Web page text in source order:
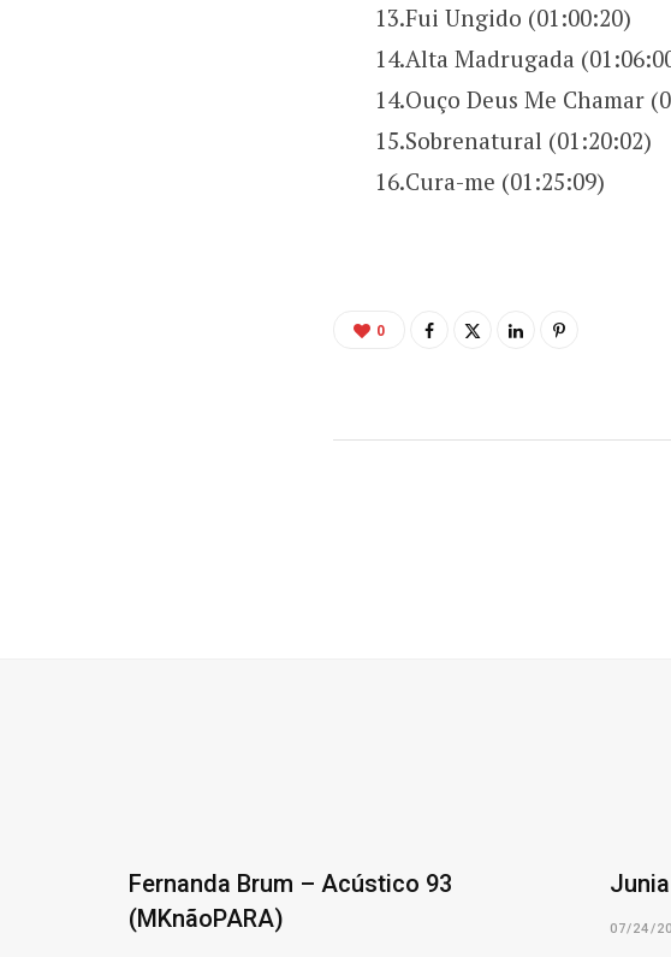
13.Fui Ungido (01:00:20)
14.Alta Madrugada
14.Ouço Deus Me Chamar
15.Sobrenatural (01:20:02)
16.Cura-me (01:25:09)
0
Fernanda Brum – Acústico 93
(MKnãoPARA)
07/24/